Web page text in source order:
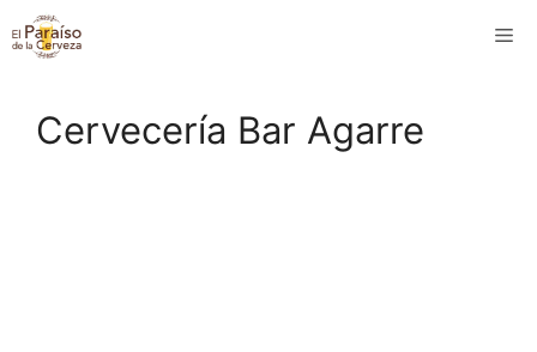
Saltar
al
Cervecería Bar Agarre